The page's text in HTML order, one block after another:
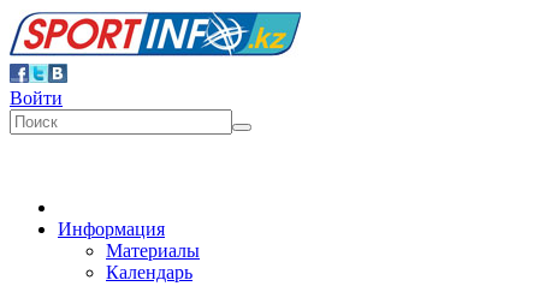
Войти
Информация
Материалы
Календарь